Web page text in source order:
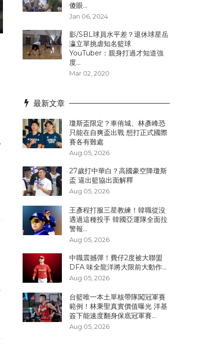
傻眼...
Jan 06, 2024
影/SBL球員水平差？退休球星岳
瀛立單挑虐知名籃球
YouTuber：親身打過才知道強
度...
Mar 02, 2020
最新文章
瓊斯盃限定？車侑城、林彥峰恐
只能在自爽盃出戰 想打正式國際
賽各有難處
Aug 05, 2026
27歲打中華白？高國豪空降瓊斯
盃 逼出籃協出面解釋
Aug 05, 2026
王彥程打服三星教練！韓職從沒
遇過這種投手 韓國亞運隊全面拉
警報...
Aug 05, 2026
中職震撼彈！費仔2度被大聯盟
DFA 味全龍洋將大限前大動作...
Aug 05, 2026
台籃唯一本土單核帶隊闖冠軍賽
範例！林秉聖真實價值曝光 洋基
簽下能速度翻身保底冠軍賽...
Aug 05, 2026